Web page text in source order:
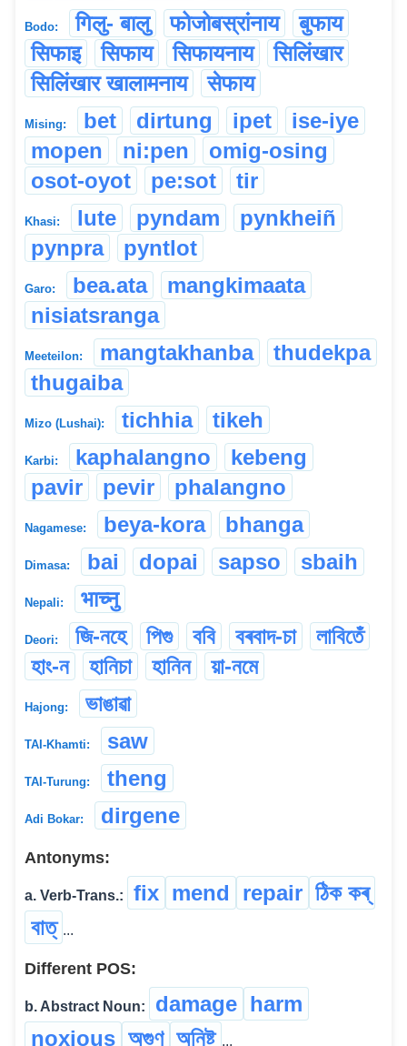
Bodo: गिलु- बालु फोजोबस्रांनाय
बुफाय
सिफाइ
सिफाय सिफायनाय
सिलिंखार
सिलिंखार खालामनाय
सेफाय
Mising: bet dirtung ipet
ise-iye
mopen
ni:pen
omig-osing
osot-oyot
pe:sot tir
Khasi: lute pyndam
pynkheiñ
pynpra
pyntlot
Garo: bea.ata
mangkimaata
nisiatsranga
Meeteilon: mangtakhanba
thudekpa
thugaiba
Mizo (Lushai): tichhia tikeh
Karbi: kaphalangno
kebeng
pavir
pevir phalangno
Nagamese: beya-kora bhanga
Dimasa: bai dopai sapso sbaih
Nepali: भाच्नु
Deori: জি-নহে পিগু ববি বৰবাদ-চা
লাবিতেঁ
হাং-ন
হানিচা হানিন য়া-নমে
Hajong: ভাঙাৱা
TAI-Khamti: saw
TAI-Turung: theng
Adi Bokar: dirgene
Antonyms:
a. Verb-Trans.: fix mend repair ঠিক কৰ্‌
বাত্ ...
Different POS:
b. Abstract Noun: damage harm
noxious অগুণ অনিষ্ট ...